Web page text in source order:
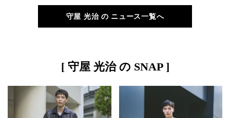
守屋 光治 の ニュース一覧へ
[ 守屋 光治 の SNAP ]